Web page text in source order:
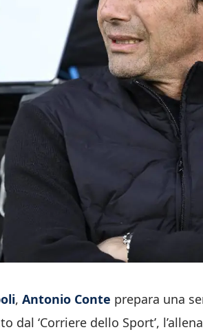
, Antonio Conte prepara una
dal ‘Corriere dello Sport’,